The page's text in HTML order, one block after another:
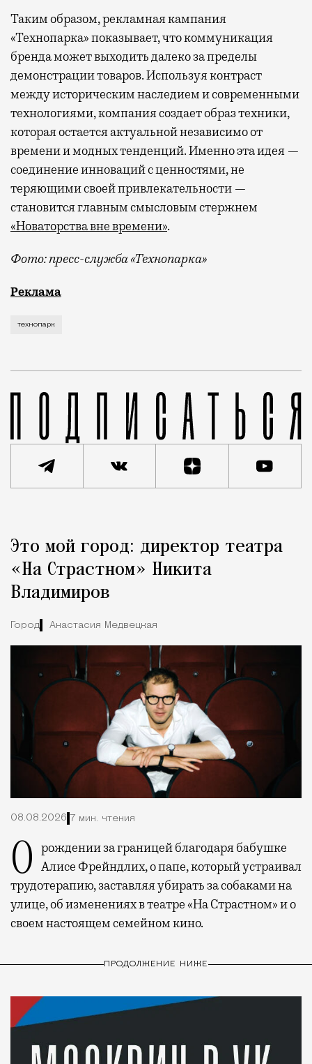
Таким образом, рекламная кампания
«Технопарка» показывает, что коммуникация
бренда может выходить далеко за пределы
демонстрации товаров. Используя контраст
между историческим наследием и современными
технологиями, компания создает образ техники,
которая остается актуальной независимо от
времени и модных тенденций. Именно эта идея —
соединение инноваций с ценностями, не
теряющими своей привлекательности —
становится главным смысловым стержнем
«Новаторства вне времени».
Фото: пресс-служба «Технопарка»
Рекламные кампании техники редко выходят за
Реклама
технопарк
Город
Это мой город: директор театра
«На Страстном» Никита
Владимиров
Город Анастасия Медвецкая
08.08.2026 7 мин. чтения
О рождении за границей благодаря бабушке Алисе Фрейндлих, о папе, который устраивал
трудотерапию, заставляя убирать за собаками на
улице, об изменениях в театре «На Страстном» и о
своем настоящем семейном кино.
ПРОДОЛЖЕНИЕ НИЖЕ